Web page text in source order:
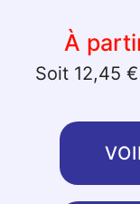
À
Soit 12,45